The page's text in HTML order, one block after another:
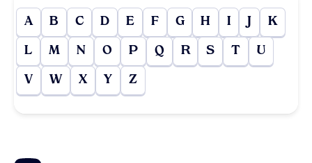
A B C D E F G H I J K
L M N O P Q R S T U
V W X Y Z